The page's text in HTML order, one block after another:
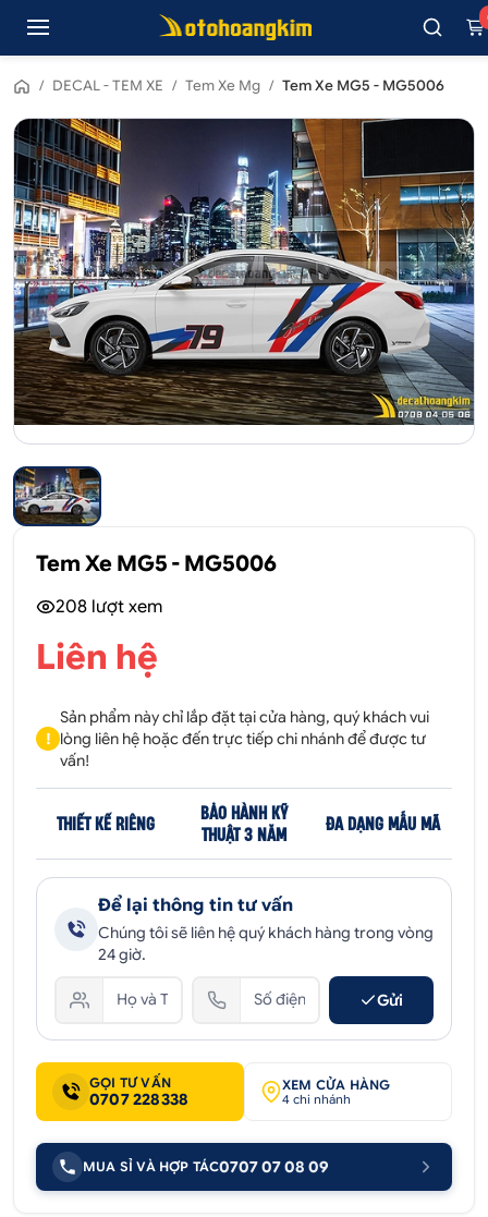
/ DECAL - TEM XE / Tem Xe Mg / Tem Xe MG5 - MG5006
Tem Xe MG5 - MG5006
208 lượt xem
Liên hệ
!
Sản phẩm này chỉ lắp đặt tại cửa hàng, quý khách vui
lòng liên hệ hoặc đến trực tiếp chi nhánh để được tư
vấn!
THIẾT KẾ RIÊNG
BẢO HÀNH KỸ
THUẬT 3 NĂM
ĐA DẠNG MẪU MÃ
Để lại thông tin tư vấn
Chúng tôi sẽ liên hệ quý khách hàng trong vòng
24 giờ.
Gửi
GỌI TƯ VẤN
0707 228338
XEM CỬA HÀNG
4 chi nhánh
MUA SỈ VÀ HỢP TÁC0707 07 08 09